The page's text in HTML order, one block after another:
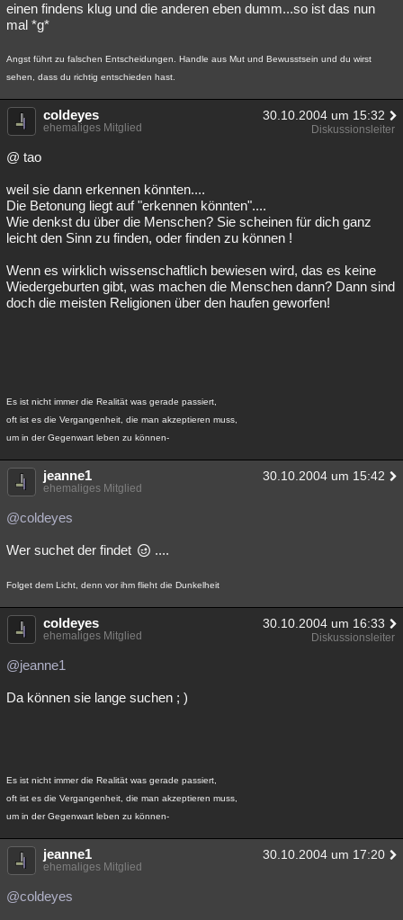
einen findens klug und die anderen eben dumm...so ist das nun
mal *g*
Angst führt zu falschen Entscheidungen. Handle aus Mut und Bewusstsein und du wirst
sehen, dass du richtig entschieden hast.
coldeyes 30.10.2004 um 15:32
ehemaliges Mitglied Diskussionsleiter
@ tao
weil sie dann erkennen könnten....
Die Betonung liegt auf "erkennen könnten"....
Wie denkst du über die Menschen? Sie scheinen für dich ganz
leicht den Sinn zu finden, oder finden zu können !
Wenn es wirklich wissenschaftlich bewiesen wird, das es keine
Wiedergeburten gibt, was machen die Menschen dann? Dann sind
doch die meisten Religionen über den haufen geworfen!
Es ist nicht immer die Realität was gerade passiert,
oft ist es die Vergangenheit, die man akzeptieren muss,
um in der Gegenwart leben zu können-
jeanne1 30.10.2004 um 15:42
ehemaliges Mitglied
@coldeyes
Wer suchet der findet ....
Folget dem Licht, denn vor ihm flieht die Dunkelheit
coldeyes 30.10.2004 um 16:33
ehemaliges Mitglied Diskussionsleiter
@jeanne1
Da können sie lange suchen ; )
Es ist nicht immer die Realität was gerade passiert,
oft ist es die Vergangenheit, die man akzeptieren muss,
um in der Gegenwart leben zu können-
jeanne1 30.10.2004 um 17:20
ehemaliges Mitglied
@coldeyes